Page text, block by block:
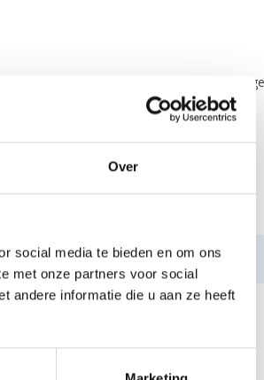
Over
social media te bieden en om ons
met onze partners voor social
andere informatie die u aan ze heeft
ook op andere kajaks. Dit spatzeil is
verstelbaar rond de middel.